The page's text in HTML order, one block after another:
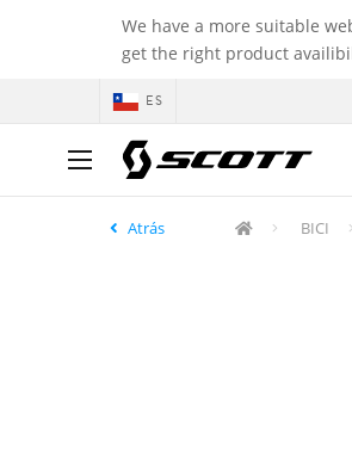
We have a more suitable
get the right product
ES
Atrás BICI